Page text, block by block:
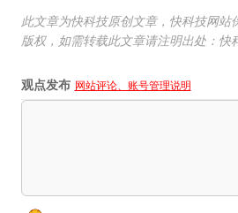
此文章为快科技原创文章，快科技网站
版权，如需转载此文章请注明出处：快
观点发布 网站评论、账号管理说明